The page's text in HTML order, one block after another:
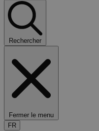
Rechercher
Fermer le menu
FR